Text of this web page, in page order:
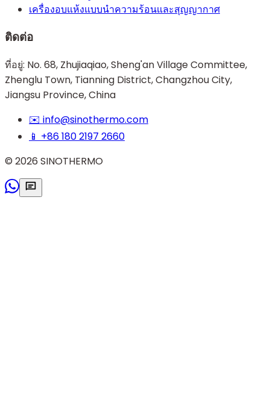
เครื่องอบแห้งแบบนำความร้อนและสุญญากาศ
ติดต่อ
ที่อยู่: No. 68, Zhujiaqiao, Sheng'an Village Committee,
Zhenglu Town, Tianning District, Changzhou City,
Jiangsu Province, China
✉️ info@sinothermo.com
📱 +86 180 2197 2660
© 2026 SINOTHERMO